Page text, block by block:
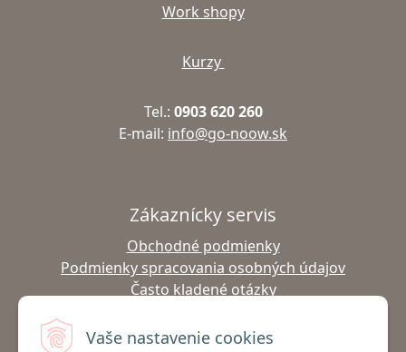
Vaše nastavenie cookies
Work shopy
Kurzy
Tel.: 0903 620 260
E-mail: info@go-noow.sk
Zákaznícky servis
Obchodné podmienky
Podmienky spracovania osobných údajov
Často kladené otázky
Vrátenie tovaru